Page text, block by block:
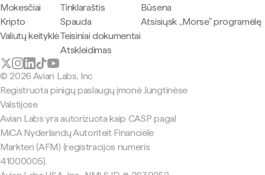
Mokesčiai
Kripto
Valiutų keityklė
Tinklaraštis
Spauda
Teisiniai dokumentai
Atskleidimas
Būsena
Atsisiųsk „Morse" programėlę
© 2026 Avian Labs, Inc
Registruota pinigų paslaugų įmonė Jungtinėse
Valstijose
Avian Labs yra autorizuota kaip CASP pagal
MiCA Nyderlandų Autoriteit Financiële
Markten (AFM) (registracijos numeris
41000005).